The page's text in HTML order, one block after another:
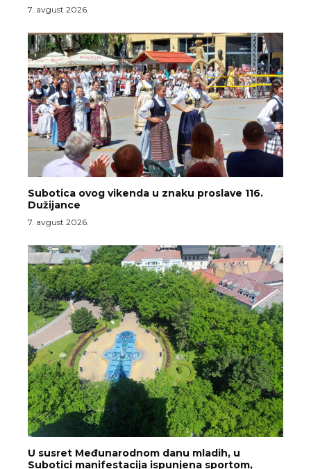
7. avgust 2026.
Subotica ovog vikenda u znaku proslave 116.
Dužijance
7. avgust 2026.
U susret Međunarodnom danu mladih, u
Subotici manifestacija ispunjena sportom,